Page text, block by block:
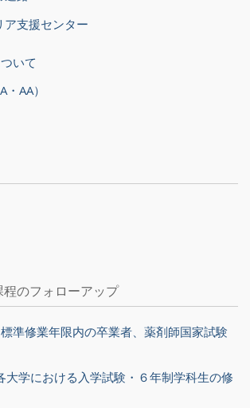
支援センター
いて
AA）
のフォローアップ
準修業年限内の卒業者、薬剤師国家試験
大学における入学試験・６年制学科生の修